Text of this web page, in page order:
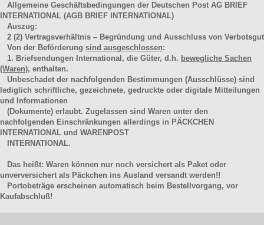
Allgemeine Geschäftsbedingungen der Deutschen Post AG BRIEF
INTERNATIONAL (AGB BRIEF INTERNATIONAL)
Auszug:
2 (2) Vertragsverhältnis – Begründung und Ausschluss von Verbotsgut
Von der Beförderung sind ausgeschlossen:
1. Briefsendungen International, die Güter, d.h. bewegliche Sachen
(Waren), enthalten.
Unbeschadet der nachfolgenden Bestimmungen (Ausschlüsse) sind
lediglich schriftliche, gezeichnete, gedruckte oder digitale Mitteilungen
und Informationen
(Dokumente) erlaubt. Zugelassen sind Waren unter den
nachfolgenden Einschränkungen allerdings in PÄCKCHEN
INTERNATIONAL und WARENPOST
INTERNATIONAL.
Das heißt: Waren können nur noch versichert als Paket oder
unverversichert als Päckchen ins Ausland versandt werden!!
Portobeträge erscheinen automatisch beim Bestellvorgang, vor
Kaufabschluß!